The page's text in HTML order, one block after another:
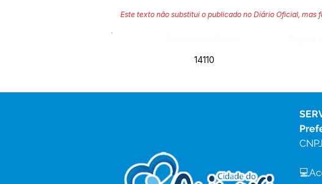
Este texto não substitui o publicado no Diário Oficial,
14110
CNPJ